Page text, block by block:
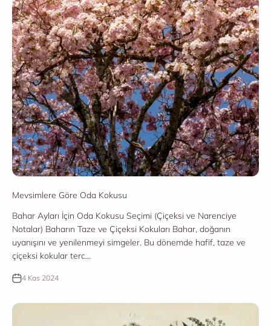
Mevsimlere Göre Oda Kokusu
Bahar Ayları İçin Oda Kokusu Seçimi (Çiçeksi ve Narenciye
Notalar) Baharın Taze ve Çiçeksi Kokuları Bahar, doğanın
uyanışını ve yenilenmeyi simgeler. Bu dönemde hafif, taze ve
çiçeksi kokular terc...
4 Kas 2024